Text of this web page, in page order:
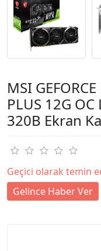
MSI
PLUS 12G
320B Ekran
Geçici olarak temin
Gelince Haber Ver